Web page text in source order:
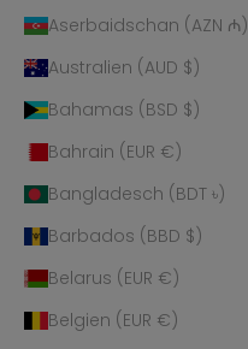
Aserbaidschan (AZN ₼)
Australien (AUD $)
Bahamas (BSD $)
Bahrain (EUR €)
Bangladesch (BDT ৳)
Barbados (BBD $)
Belarus (EUR €)
Belgien (EUR €)